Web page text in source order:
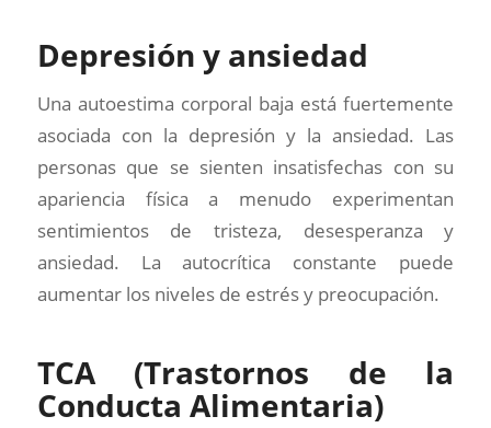
Depresión y ansiedad
Una autoestima corporal baja está fuertemente
asociada con la depresión y la ansiedad. Las
personas que se sienten insatisfechas con su
apariencia física a menudo experimentan
sentimientos de tristeza, desesperanza y
ansiedad. La autocrítica constante puede
aumentar los niveles de estrés y preocupación.
TCA (Trastornos de la
Conducta Alimentaria)